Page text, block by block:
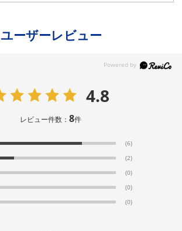
ユーザーレビュー
4.8
レビュー件数：8件
(6)
(2)
(0)
(0)
(0)